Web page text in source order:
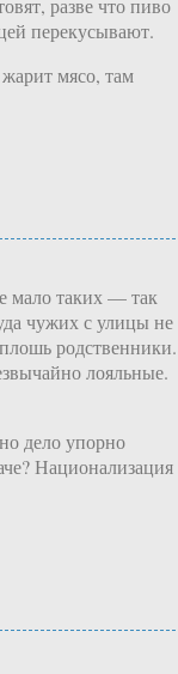
разве что пиво
перекусывают.
мясо, там
мало таких — так
чужих с улицы не
родственники.
лояльные.
дело упорно
Национализация